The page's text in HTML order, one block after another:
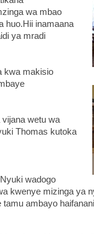
wa mbao
huo.Hii inamaana
ya mradi
kwa makisio
wetu wa
Thomas kutoka
wadogo
kwenye mizinga ya
ambayo